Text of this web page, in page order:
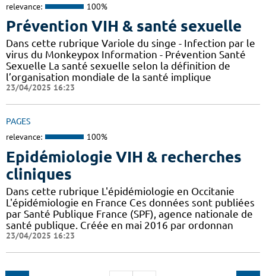
relevance: 100%
Prévention VIH & santé sexuelle
Dans cette rubrique Variole du singe - Infection par le
virus du Monkeypox Information - Prévention Santé
Sexuelle La santé sexuelle selon la définition de
l’organisation mondiale de la santé implique
23/04/2025 16:23
PAGES
relevance: 100%
Epidémiologie VIH & recherches
cliniques
Dans cette rubrique L'épidémiologie en Occitanie
L'épidémiologie en France Ces données sont publiées
par Santé Publique France (SPF), agence nationale de
santé publique. Créée en mai 2016 par ordonnan
23/04/2025 16:23